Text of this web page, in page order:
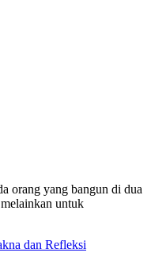
orang yang bangun di dua
untuk